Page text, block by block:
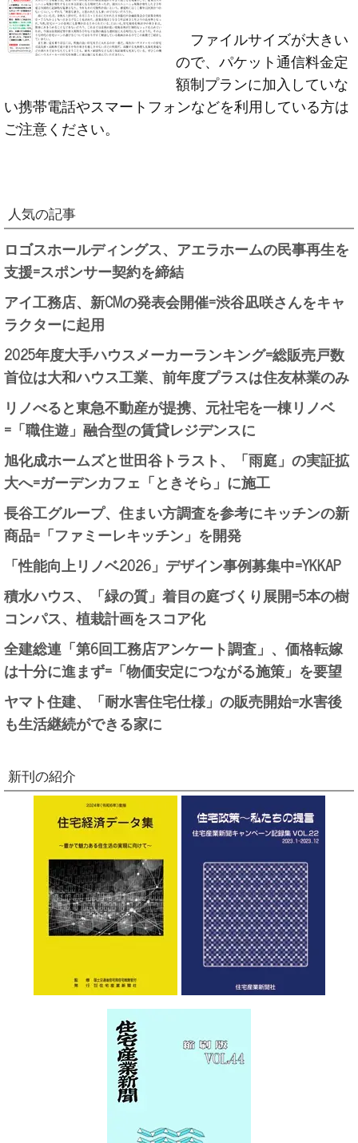
ファイルサイズが大きい
ので、パケット通信料金定
額制プランに加入していな
い携帯電話やスマートフォンなどを利用している方は
ご注意ください。
人気の記事
ロゴスホールディングス、アエラホームの民事再生を
支援=スポンサー契約を締結
アイ工務店、新CMの発表会開催=渋谷凪咲さんをキャ
ラクターに起用
2025年度大手ハウスメーカーランキング=総販売戸数
首位は大和ハウス工業、前年度プラスは住友林業のみ
リノべると東急不動産が提携、元社宅を一棟リノベ
=「職住遊」融合型の賃貸レジデンスに
旭化成ホームズと世田谷トラスト、「雨庭」の実証拡
大へ=ガーデンカフェ「ときそら」に施工
長谷工グループ、住まい方調査を参考にキッチンの新
商品=「ファミーレキッチン」を開発
「性能向上リノベ2026」デザイン事例募集中=YKKAP
積水ハウス、「緑の質」着目の庭づくり展開=5本の樹
コンパス、植栽計画をスコア化
全建総連「第6回工務店アンケート調査」、価格転嫁
は十分に進まず=「物価安定につながる施策」を要望
ヤマト住建、「耐水害住宅仕様」の販売開始=水害後
も生活継続ができる家に
新刊の紹介